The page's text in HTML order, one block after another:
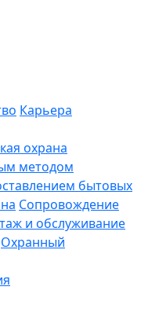
Карьера
охрана
методом
бытовых
Сопровождение
и обслуживание
Охранный